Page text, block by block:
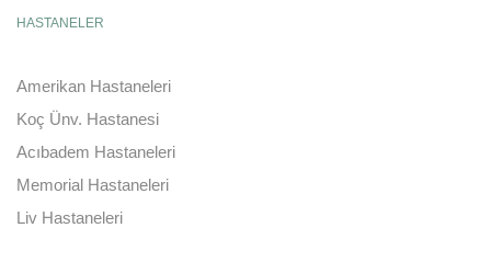
HASTANELER
Amerikan Hastaneleri
Koç Ünv. Hastanesi
Acıbadem Hastaneleri
Memorial Hastaneleri
Liv Hastaneleri